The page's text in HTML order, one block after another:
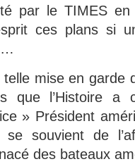
par le TIMES
ces plans si
mise en garde
que l’Histoire a
» Président
se souvient de
des bateaux